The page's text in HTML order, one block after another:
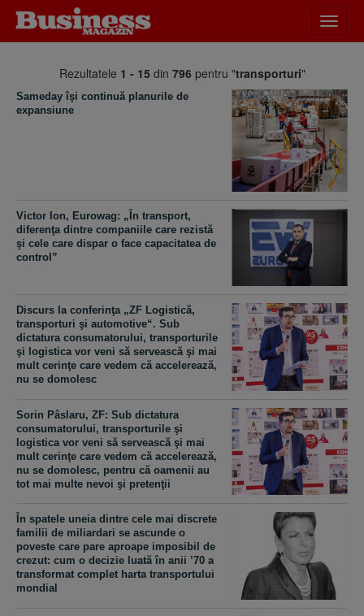
meniu
Rezultatele 1 - 15 din 796 pentru "transporturi"
Sameday îşi continuă planurile de
expansiune
Victor Ion, Eurowag: „În transport,
diferenţa dintre companiile care rezistă
şi cele care dispar o face capacitatea de
control”
Discurs la conferinţa „ZF Logistică,
transporturi şi automotive“. Sub
dictatura consumatorului, transporturile
şi logistica vor veni să servească şi mai
mult cerinţe care vedem că accelerează,
nu se domolesc
Sorin Pâslaru, ZF: Sub dictatura
consumatorului, transporturile şi
logistica vor veni să servească şi mai
mult cerinţe care vedem că accelerează,
nu se domolesc, pentru că oamenii au
tot mai multe nevoi şi pretenţii
În spatele uneia dintre cele mai discrete
familii de miliardari se ascunde o
poveste care pare aproape imposibil de
crezut: cum o decizie luată în anii ’70 a
transformat complet harta transportului
mondial